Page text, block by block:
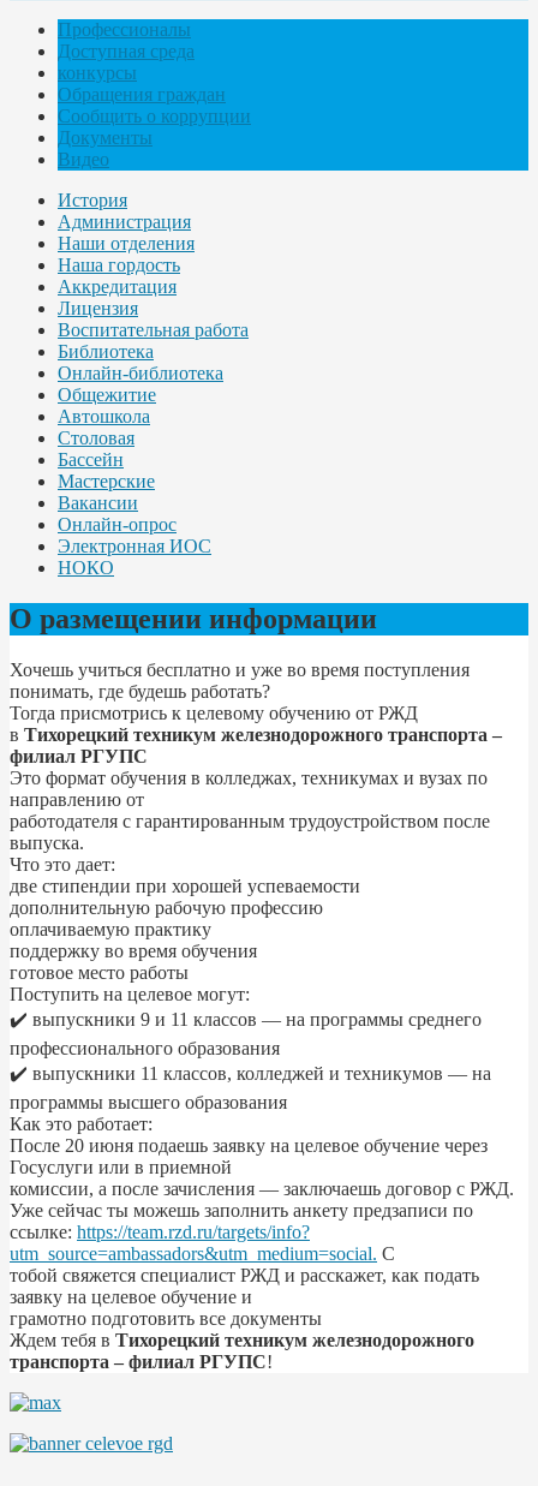
Профессионалы
Доступная среда
конкурсы
Обращения граждан
Сообщить о коррупции
Документы
Видео
История
Администрация
Наши отделения
Наша гордость
Аккредитация
Лицензия
Воспитательная работа
Библиотека
Онлайн-библиотека
Общежитие
Автошкола
Столовая
Бассейн
Мастерские
Вакансии
Онлайн-опрос
Электронная ИОС
НОКО
О размещении информации
Хочешь учиться бесплатно и уже во время поступления
понимать, где будешь работать?
Тогда присмотрись к целевому обучению от РЖД
в Тихорецкий техникум железнодорожного транспорта –
филиал РГУПС
Это формат обучения в колледжах, техникумах и вузах по
направлению от
работодателя с гарантированным трудоустройством после
выпуска.
Что это дает:
две стипендии при хорошей успеваемости
дополнительную рабочую профессию
оплачиваемую практику
поддержку во время обучения
готовое место работы
Поступить на целевое могут:
✔️ выпускники 9 и 11 классов — на программы среднего
профессионального образования
✔️ выпускники 11 классов, колледжей и техникумов — на
программы высшего образования
Как это работает:
После 20 июня подаешь заявку на целевое обучение через
Госуслуги или в приемной
комиссии, а после зачисления — заключаешь договор с РЖД.
Уже сейчас ты можешь заполнить анкету предзаписи по
ссылке: https://team.rzd.ru/targets/info?
utm_source=ambassadors&utm_medium=social. С
тобой свяжется специалист РЖД и расскажет, как подать
заявку на целевое обучение и
грамотно подготовить все документы
Ждем тебя в Тихорецкий техникум железнодорожного
транспорта – филиал РГУПС!